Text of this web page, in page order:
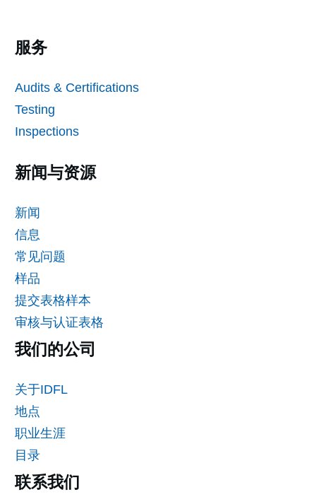
服务
Audits & Certifications
Testing
Inspections
新闻与资源
新闻
信息
常见问题
样品
提交表格样本
审核与认证表格
我们的公司
关于IDFL
地点
职业生涯
目录
联系我们